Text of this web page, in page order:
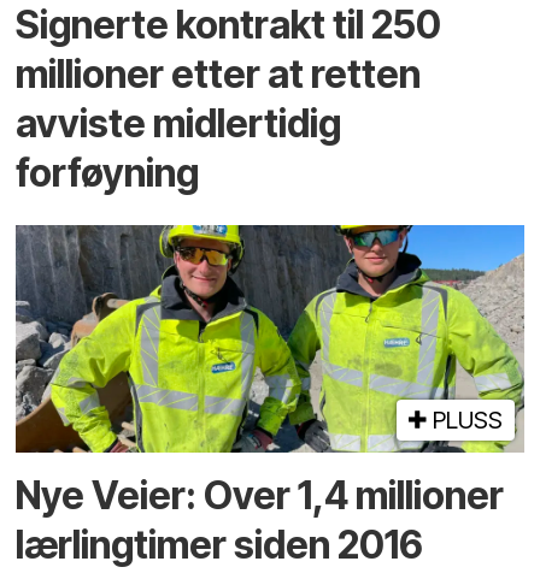
Signerte kontrakt til 250
millioner etter at retten
avviste midlertidig
forføyning
PLUSS
Nye Veier: Over 1,4 millioner
lærlingtimer siden 2016